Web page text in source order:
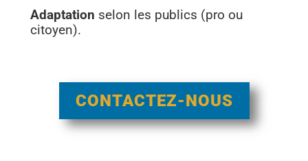
Adaptation selon les publics (pro ou
citoyen).
CONTACTEZ-NOUS